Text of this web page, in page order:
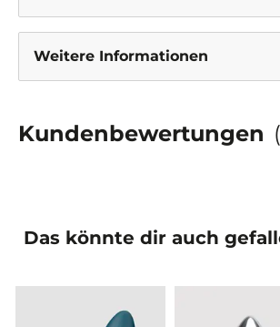
Weitere Informationen
Kundenbewertungen
Das könnte dir auch